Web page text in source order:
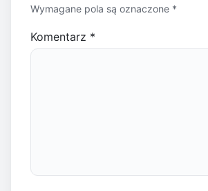
Wymagane pola są oznaczone *
Komentarz *